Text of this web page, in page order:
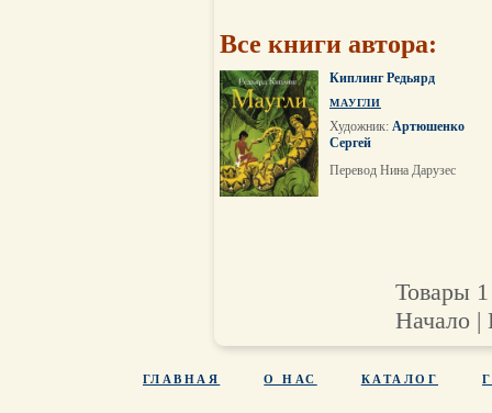
Все книги автора:
Киплинг Редьярд
МАУГЛИ
Художник: Артюшенко
Сергей
Перевод Нина Дарузес
Товары
Начало
ГЛАВНАЯ О НАС КАТАЛОГ